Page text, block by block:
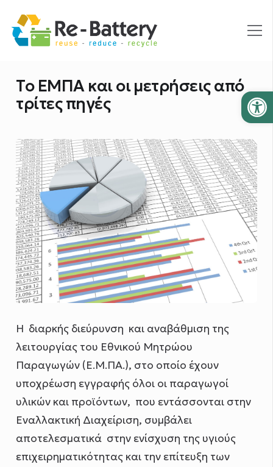
Το ΕΜΠΑ και οι μετρήσεις από
τρίτες πηγές
Η διαρκής διεύρυνση και αναβάθμιση της
λειτουργίας του Εθνικού Μητρώου
Παραγωγών (Ε.Μ.ΠΑ.), στο οποίο έχουν
υποχρέωση εγγραφής όλοι οι παραγωγοί
υλικών και προϊόντων, που εντάσσονται στην
Εναλλακτική Διαχείριση, συμβάλει
αποτελεσματικά στην ενίσχυση της υγιούς
επιχειρηματικότητας και την επίτευξη των